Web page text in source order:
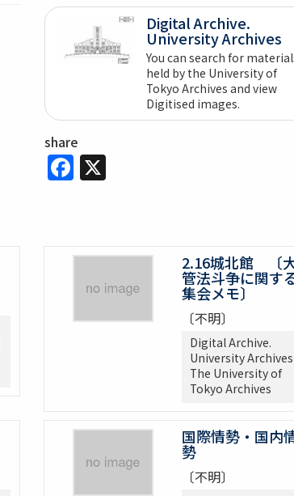
Digital Archive.
University Archives
You can search for
held by the University of
Tokyo Archives and view
Digitised images.
share
Facebook
X
2.16城北館 〔
管法斗争に関す
集会メモ〕
〔不明〕
Digital Archive.
University
The University of
Tokyo Archives
国際情勢・国内
勢
〔不明〕